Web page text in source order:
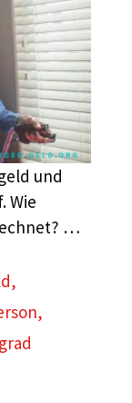
und
Wie
…
,
,